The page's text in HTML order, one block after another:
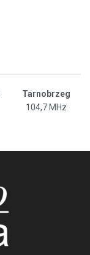
Tarnobrzeg
104,7 MHz